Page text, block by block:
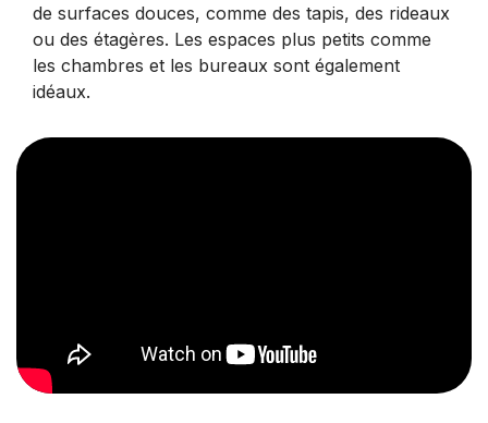
de surfaces douces, comme des tapis, des rideaux
ou des étagères. Les espaces plus petits comme
les chambres et les bureaux sont également
idéaux.